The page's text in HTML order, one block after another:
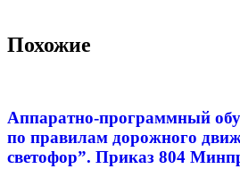
Похожие
Аппаратно-программный
по правилам дорожного
светофор”. Приказ 804